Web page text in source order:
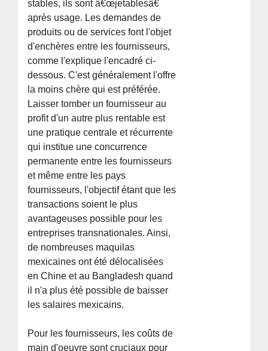
stables, ils sont â€œjetablesâ€
après usage. Les demandes de
produits ou de services font l'objet
d'enchères entre les fournisseurs,
comme l'explique l'encadré ci-
dessous. C'est généralement l'offre
la moins chère qui est préférée.
Laisser tomber un fournisseur au
profit d'un autre plus rentable est
une pratique centrale et récurrente
qui institue une concurrence
permanente entre les fournisseurs
et même entre les pays
fournisseurs, l'objectif étant que les
transactions soient le plus
avantageuses possible pour les
entreprises transnationales. Ainsi,
de nombreuses maquilas
mexicaines ont été délocalisées
en Chine et au Bangladesh quand
il n'a plus été possible de baisser
les salaires mexicains.
Pour les fournisseurs, les coûts de
main d'oeuvre sont cruciaux pour